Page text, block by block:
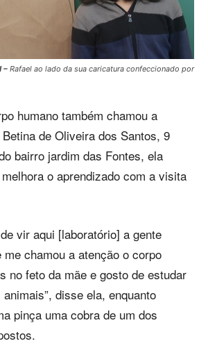
– Rafael ao lado da sua caricatura confeccionado por
humano também chamou a
de Oliveira dos Santos, 9
bairro jardim das Fontes, ela
o aprendizado com a visita
vir aqui [laboratório] a gente
me chamou a atenção o corpo
no feto da mãe e gosto de estudar
disse ela, enquanto
pinça uma cobra de um dos